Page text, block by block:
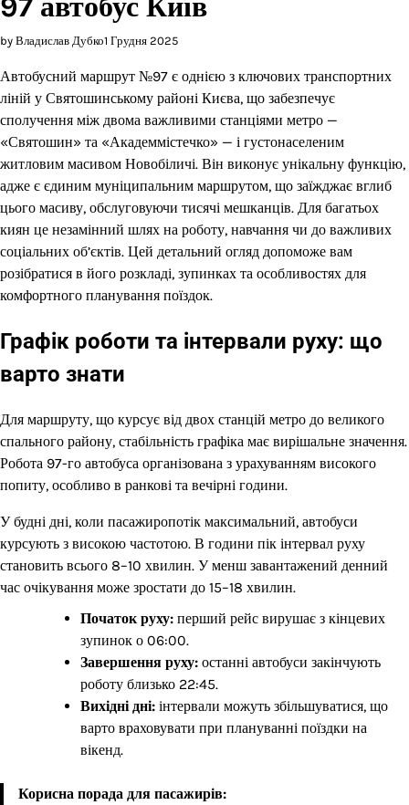
by Владислав Дубко1 Грудня 2025
Автобусний маршрут №97 є однією з ключових транспортних
ліній у Святошинському районі Києва, що забезпечує
сполучення між двома важливими станціями метро —
«Святошин» та «Академмістечко» — і густонаселеним
житловим масивом Новобіличі. Він виконує унікальну функцію,
адже є єдиним муніципальним маршрутом, що заїжджає вглиб
цього масиву, обслуговуючи тисячі мешканців. Для багатьох
киян це незамінний шлях на роботу, навчання чи до важливих
соціальних об’єктів. Цей детальний огляд допоможе вам
розібратися в його розкладі, зупинках та особливостях для
комфортного планування поїздок.
Графік роботи та інтервали руху: що
варто знати
Для маршруту, що курсує від двох станцій метро до великого
спального району, стабільність графіка має вирішальне значення.
Робота 97-го автобуса організована з урахуванням високого
попиту, особливо в ранкові та вечірні години.
У будні дні, коли пасажиропотік максимальний, автобуси
курсують з високою частотою. В години пік інтервал руху
становить всього 8–10 хвилин. У менш завантажений денний
час очікування може зростати до 15–18 хвилин.
Початок руху: перший рейс вирушає з кінцевих
зупинок о 06:00.
Завершення руху: останні автобуси закінчують
роботу близько 22:45.
Вихідні дні: інтервали можуть збільшуватися, що
варто враховувати при плануванні поїздки на
вікенд.
Корисна порада для пасажирів: